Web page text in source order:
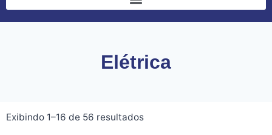
Elétrica
Exibindo 1–16 de 56 resultados